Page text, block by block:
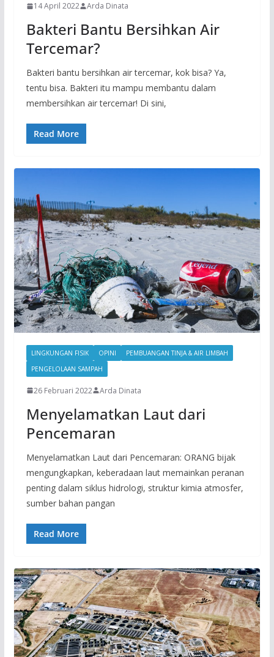
14 April 2022 Arda Dinata
Bakteri Bantu Bersihkan Air
Tercemar?
Bakteri bantu bersihkan air tercemar, kok bisa? Ya,
tentu bisa. Bakteri itu mampu membantu dalam
membersihkan air tercemar! Di sini,
Read More
LINGKUNGAN FISIK OPINI
PEMBUANGAN TINJA & AIR LIMBAH
PENGELOLAAN SAMPAH
26 Februari 2022 Arda Dinata
Menyelamatkan Laut dari
Pencemaran
Menyelamatkan Laut dari Pencemaran: ORANG bijak
mengungkapkan, keberadaan laut memainkan peranan
penting dalam siklus hidrologi, struktur kimia atmosfer,
sumber bahan pangan
Read More